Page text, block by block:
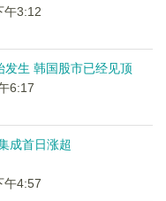
午3:12
发生 韩国股市已经见顶
6:17
成首日涨超
午4:57